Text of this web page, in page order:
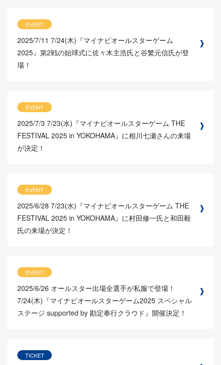
EVENT
2025/7/11 7/24(木)『マイナビオールスターゲーム
2025』第2戦の始球式に佐々木主浩氏と谷繁元信氏が登
場！
EVENT
2025/7/3 7/23(水)『マイナビオールスターゲーム THE
FESTIVAL 2025 in YOKOHAMA』に相川七瀬さんの来場
が決定！
EVENT
2025/6/28 7/23(水)『マイナビオールスターゲーム THE
FESTIVAL 2025 in YOKOHAMA』に村田修一氏と和田毅
氏の来場が決定！
EVENT
2025/6/26 オールスター出場全選手が私服で登場！
7/24(木)『マイナビオールスターゲーム2025 スペシャル
ステージ supported by 勘定奉行クラウド』開催決定！
TICKET